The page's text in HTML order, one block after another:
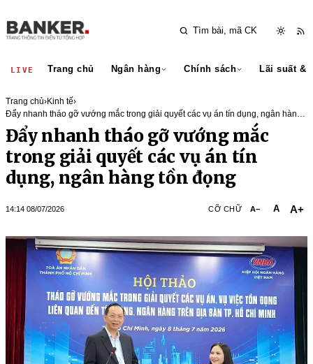
LIVE Trang chủ Ngân hàng Chính sách Lãi suất &
Trang chủ›Kinh tế›
Đẩy nhanh tháo gỡ vướng mắc trong giải quyết các vụ án tín dụng, ngân hàng
tồn đọng
Đẩy nhanh tháo gỡ vướng mắc
trong giải quyết các vụ án tín
dụng, ngân hàng tồn đọng
14:14 08/07/2026 CỠ CHỮ A− A A+